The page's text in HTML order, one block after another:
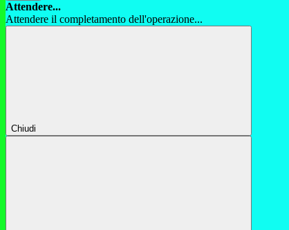
Attendere...
Attendere il completamento dell'operazione...
Chiudi